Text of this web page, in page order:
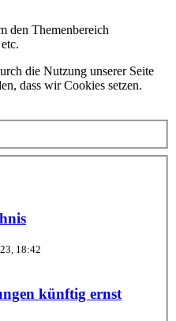
den Themenbereich
die Nutzung unserer Seite
dass wir Cookies setzen.
18:42
künftig ernst